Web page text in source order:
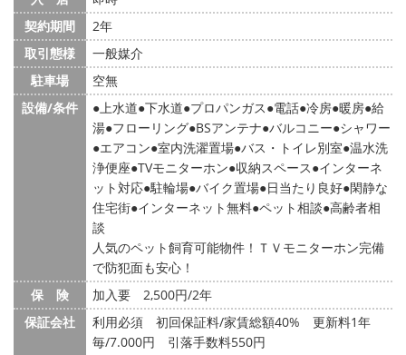
契約期間
2年
取引態様
一般媒介
駐車場
空無
設備/条件
上水道 下水道 プロパンガス 電話 冷房 暖房 給
湯 フローリング BSアンテナ バルコニー シャワー
エアコン 室内洗濯置場 バス・トイレ別室 温水洗
浄便座 TVモニターホン 収納スペース インターネ
ット対応 駐輪場 バイク置場 日当たり良好 閑静な
住宅街 インターネット無料 ペット相談 高齢者相
談
人気のペット飼育可能物件！ＴＶモニターホン完備
で防犯面も安心！
保 険
加入要 2,500円/2年
保証会社
利用必須 初回保証料/家賃総額40% 更新料1年
毎/7.000円 引落手数料550円